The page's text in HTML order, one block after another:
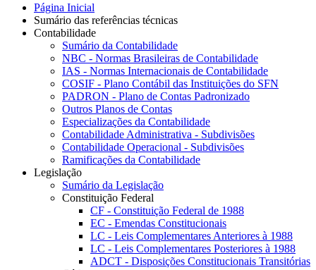
Página Inicial
Sumário das referências técnicas
Contabilidade
Sumário da Contabilidade
NBC - Normas Brasileiras de Contabilidade
IAS - Normas Internacionais de Contabilidade
COSIF - Plano Contábil das Instituições do SFN
PADRON - Plano de Contas Padronizado
Outros Planos de Contas
Especializações da Contabilidade
Contabilidade Administrativa - Subdivisões
Contabilidade Operacional - Subdivisões
Ramificações da Contabilidade
Legislação
Sumário da Legislação
Constituição Federal
CF - Constituição Federal de 1988
EC - Emendas Constitucionais
LC - Leis Complementares Anteriores à 1988
LC - Leis Complementares Posteriores à 1988
ADCT - Disposições Constitucionais Transitórias